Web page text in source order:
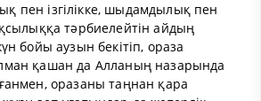
пен ізгілікке, шыдамдылық пен
тәрбиелейтін айдың
бойы аузын бекітіп, ораза
қашан да Алланың назарында
оразаны таңнан қара